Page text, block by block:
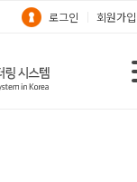
로그인 회원가입